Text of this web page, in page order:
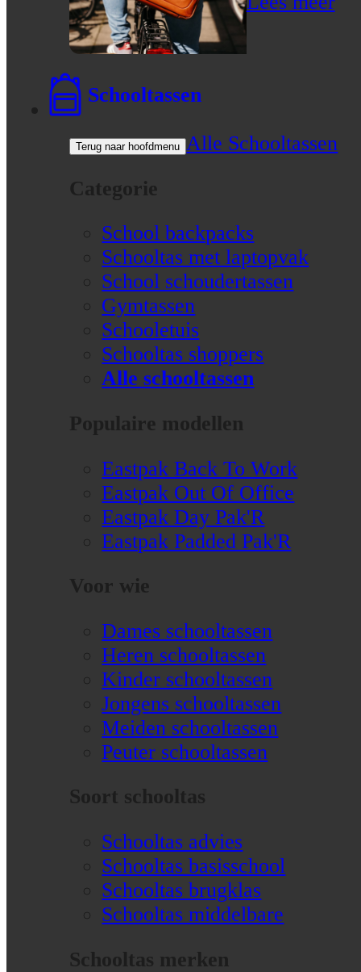
Schooltassen
Terug naar hoofdmenu Alle Schooltassen
Categorie
School backpacks
Schooltas met laptopvak
School schoudertassen
Gymtassen
Schooletuis
Schooltas shoppers
Alle schooltassen
Populaire modellen
Eastpak Back To Work
Eastpak Out Of Office
Eastpak Day Pak'R
Eastpak Padded Pak'R
Voor wie
Dames schooltassen
Heren schooltassen
Kinder schooltassen
Jongens schooltassen
Meiden schooltassen
Peuter schooltassen
Soort schooltas
Schooltas advies
Schooltas basisschool
Schooltas brugklas
Schooltas middelbare
Schooltas merken